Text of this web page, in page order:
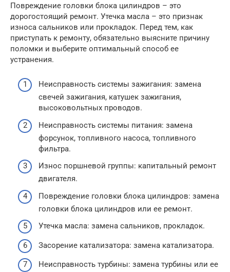
Повреждение головки блока цилиндров – это
дорогостоящий ремонт. Утечка масла – это признак
износа сальников или прокладок. Перед тем, как
приступать к ремонту, обязательно выясните причину
поломки и выберите оптимальный способ ее
устранения.
Неисправность системы зажигания: замена
свечей зажигания, катушек зажигания,
высоковольтных проводов.
Неисправность системы питания: замена
форсунок, топливного насоса, топливного
фильтра.
Износ поршневой группы: капитальный ремонт
двигателя.
Повреждение головки блока цилиндров: замена
головки блока цилиндров или ее ремонт.
Утечка масла: замена сальников, прокладок.
Засорение катализатора: замена катализатора.
Неисправность турбины: замена турбины или ее